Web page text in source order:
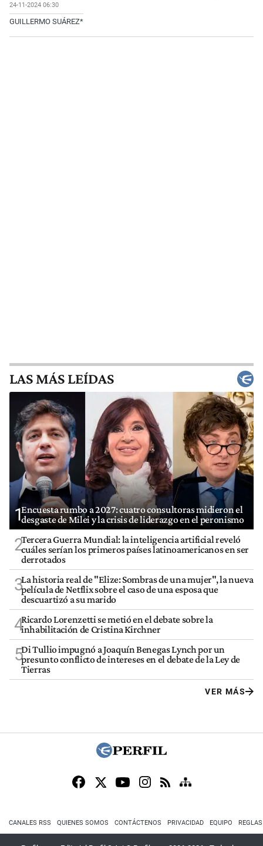
24-11-2024 06:30
GUILLERMO SUÁREZ*
LAS MÁS LEÍDAS
1Encuesta rumbo a 2027: cuatro consultoras midieron el
desgaste de Milei y la crisis de liderazgo en el peronismo
2Tercera Guerra Mundial: la inteligencia artificial reveló
cuáles serían los primeros países latinoamericanos en ser
derrotados
3La historia real de "Elize: Sombras de una mujer", la nueva
película de Netflix sobre el caso de una esposa que
descuartizó a su marido
4Ricardo Lorenzetti se metió en el debate sobre la
inhabilitación de Cristina Kirchner
5Di Tullio impugnó a Joaquín Benegas Lynch por un
presunto conflicto de intereses en el debate de la Ley de
Tierras
VER MÁS
CANALES RSS QUIENES SOMOS CONTÁCTENOS PRIVACIDAD EQUIPO